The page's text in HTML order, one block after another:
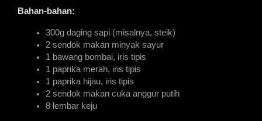
Bahan-bahan:
300g daging sapi (misalnya, steik)
2 sendok makan minyak sayur
1 bawang bombai, iris tipis
1 paprika merah, iris tipis
1 paprika hijau, iris tipis
2 sendok makan cuka anggur putih
8 lembar keju